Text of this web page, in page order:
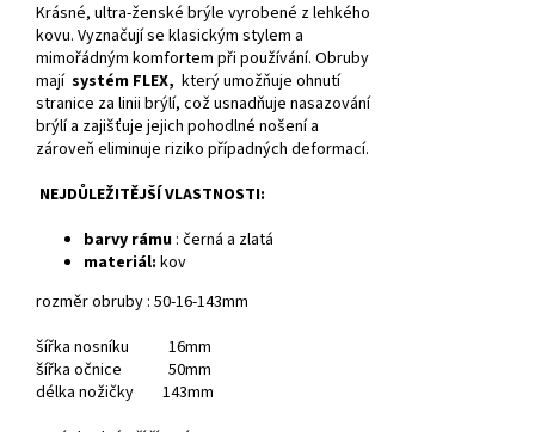
Krásné, ultra-ženské brýle vyrobené z lehkého
kovu. Vyznačují se klasickým stylem a
mimořádným komfortem při používání. Obruby
mají systém FLEX, který umožňuje ohnutí
stranice za linii brýlí, což usnadňuje nasazování
brýlí a zajišťuje jejich pohodlné nošení a
zároveň eliminuje riziko případných deformací.
NEJDŮLEŽITĚJŠÍ VLASTNOSTI:
barvy rámu : černá a zlatá
materiál: kov
rozměr obruby : 50-16-143mm
šířka nosníku 16mm
šířka očnice 50mm
délka nožičky 143mm